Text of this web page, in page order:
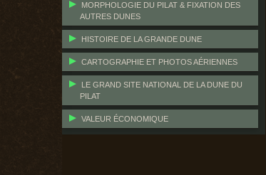
MORPHOLOGIE DU PILAT & FIXATION DES
AUTRES DUNES
HISTOIRE DE LA GRANDE DUNE
CARTOGRAPHIE ET PHOTOS AÉRIENNES
LE GRAND SITE NATIONAL DE LA DUNE DU
PILAT
VALEUR ÉCONOMIQUE